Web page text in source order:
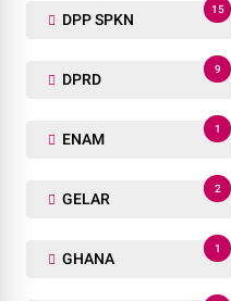
DPP SPKN
15
DPRD
9
ENAM
1
GELAR
2
GHANA
1